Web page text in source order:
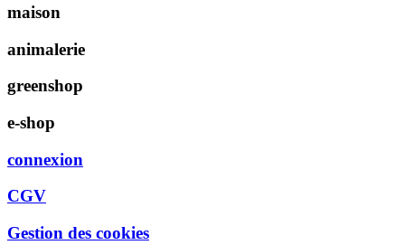
maison
animalerie
greenshop
e-shop
connexion
CGV
Gestion des cookies